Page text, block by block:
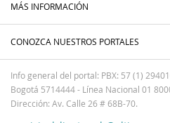
MÁS INFORMACIÓN
CONOZCA NUESTROS PORTALES
Info general del portal: PBX: 57 (1)
Bogotá 5714444 - Línea Nacional 01
Dirección: Av. Calle 26 # 68B-70.